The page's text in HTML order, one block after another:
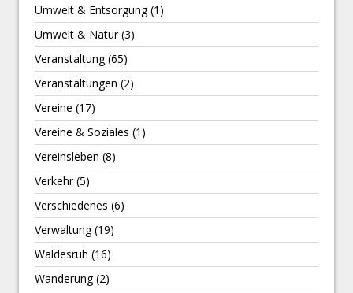
Umwelt & Entsorgung(1)
Umwelt & Natur(3)
Veranstaltung(65)
Veranstaltungen (2)
Vereine (17)
Vereine & Soziales (1)
Vereinsleben (8)
Verkehr(5)
Verschiedenes (6)
Verwaltung(19)
Waldesruh (16)
Wanderung(2)